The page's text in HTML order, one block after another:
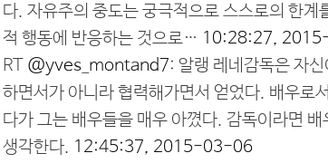
다. 자유주의 중도는 궁극적으로 스스로의 한계
적 행동에 반응하는 것으로… 10:28:27,
RT @yves_montand7: 알랭 레네감독은 자
하면서가 아니라 협력해가면서 얻었다. 배우로
다가 그는 배우들을 매우 아꼈다. 감독이라면
생각한다. 12:45:37, 2015-03-06